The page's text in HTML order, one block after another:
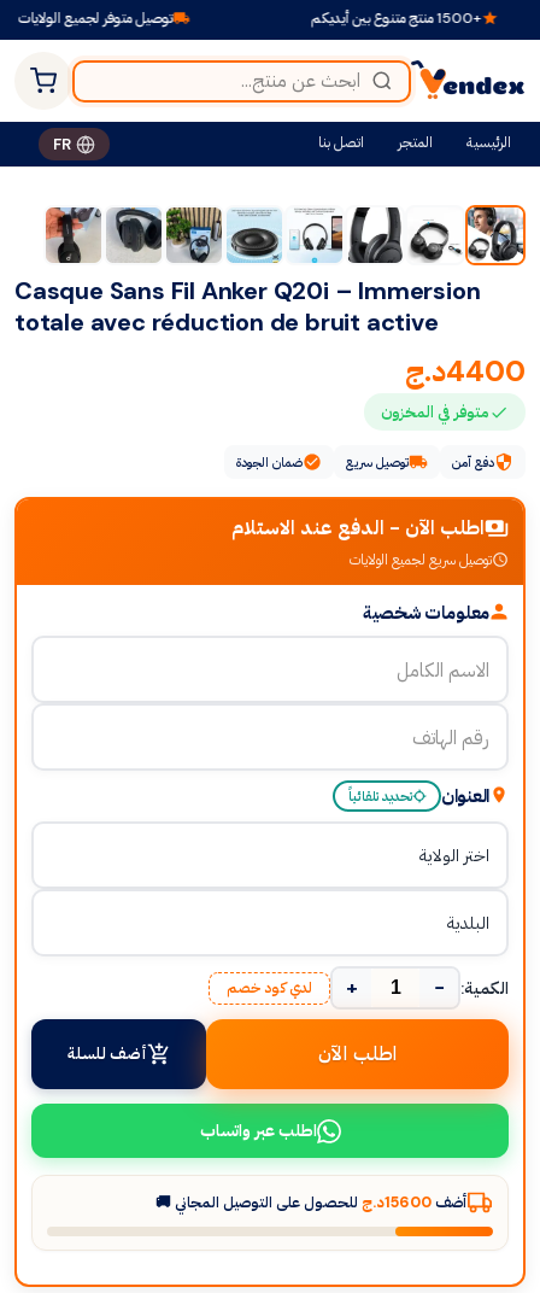
توصيل متوفر لجميع الولايات
الرئيسية المتجر اتصل بنا FR
Casque Sans Fil Anker Q20i – Immersion
totale avec réduction de bruit active
4400د.ج
متوفر في المخزون
دفع آمن توصيل سريع ضمان الجودة
اطلب الآن - الدفع عند الاستلام
توصيل سريع لجميع الولايات
معلومات شخصية
العنوان تحديد تلقائياً
الكمية: −
+ لدي كود خصم
اطلب الآن أضف للسلة
اطلب عبر واتساب
أضف 15600د.ج للحصول على التوصيل المجاني 🚚